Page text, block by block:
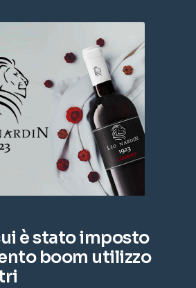
è stato imposto
boom utilizzo